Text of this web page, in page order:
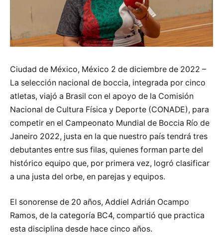
Ciudad de México, México 2 de diciembre de 2022 –
La selección nacional de boccia, integrada por cinco
atletas, viajó a Brasil con el apoyo de la Comisión
Nacional de Cultura Física y Deporte (CONADE), para
competir en el Campeonato Mundial de Boccia Río de
Janeiro 2022, justa en la que nuestro país tendrá tres
debutantes entre sus filas, quienes forman parte del
histórico equipo que, por primera vez, logró clasificar
a una justa del orbe, en parejas y equipos.
El sonorense de 20 años, Addiel Adrián Ocampo
Ramos, de la categoría BC4, compartió que practica
esta disciplina desde hace cinco años.